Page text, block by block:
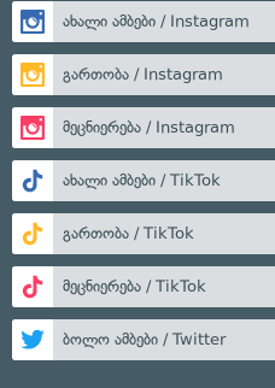
ახალი ამბები / Instagram
გართობა / Instagram
მეცნიერება / Instagram
ახალი ამბები / TikTok
გართობა / TikTok
მეცნიერება / TikTok
ბოლო ამბები / Twitter